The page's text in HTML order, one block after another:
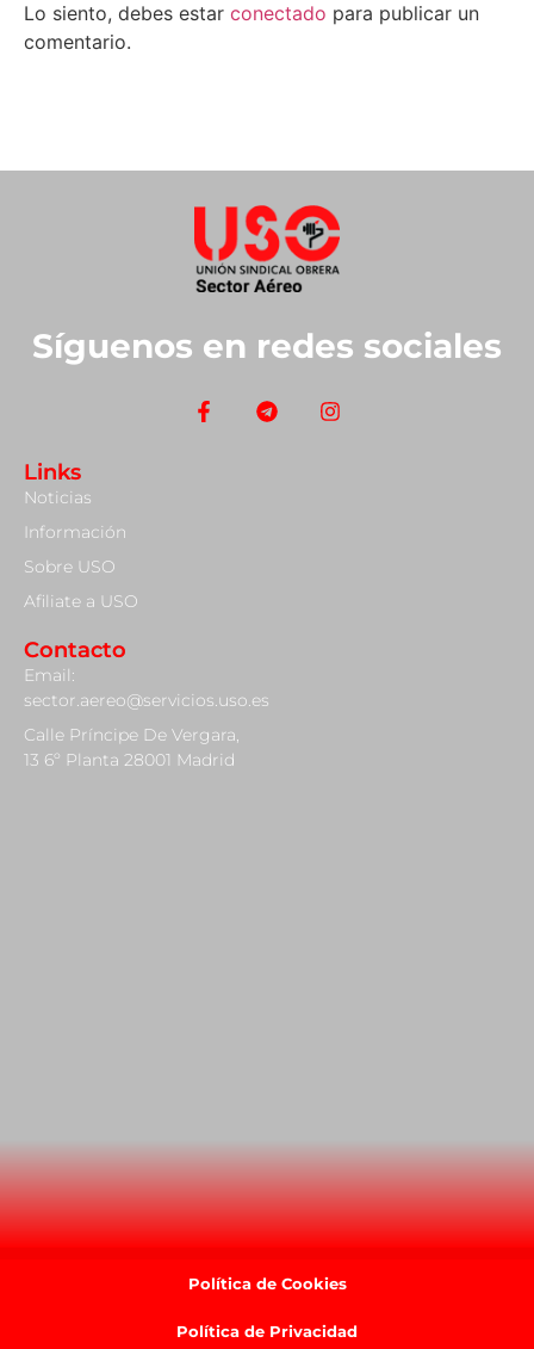
Lo siento, debes estar conectado para publicar un
comentario.
Síguenos en redes sociales
Links
Noticias
Información
Sobre USO
Afiliate a USO
Contacto
Email:
sector.aereo@servicios.uso.es
Calle Príncipe De Vergara,
13 6º Planta 28001 Madrid
Política de Cookies
Política de Privacidad